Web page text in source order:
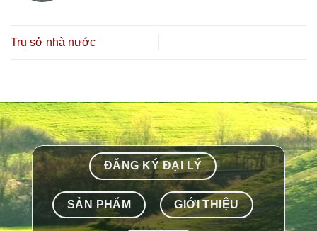
Trụ sở nhà nước
ĐĂNG KÝ ĐẠI LÝ
SẢN PHẨM GIỚI THIỆU